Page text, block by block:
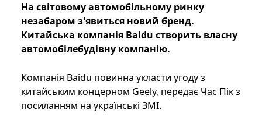
На світовому автомобільному ринку
незабаром з'явиться новий бренд.
Китайська компанія Baidu створить власну
автомобілебудівну компанію.
Компанія Baidu повинна укласти угоду з
китайським концерном Geely, передає Час Пік з
посиланням на українські ЗМІ.